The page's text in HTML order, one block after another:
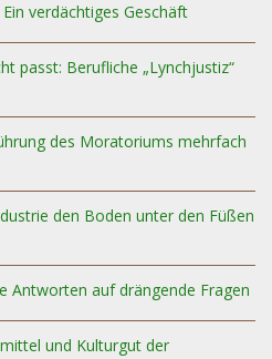
verdächtiges Geschäft
passt: Berufliche „Lynchjustiz“
des Moratoriums mehrfach
den Boden unter den Füßen
Antworten auf drängende Fragen
und Kulturgut der